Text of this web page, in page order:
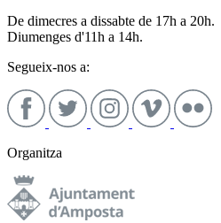
De dimecres a dissabte de 17h a 20h.
Diumenges d'11h a 14h.
Segueix-nos a:
Organitza